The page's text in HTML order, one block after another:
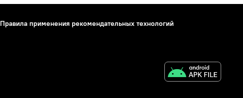
Правила применения рекомендательных технологий